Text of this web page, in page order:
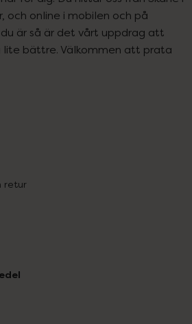
och online i mobilen och på
är så är det vårt uppdrag att
bättre. Välkommen att prata
retur